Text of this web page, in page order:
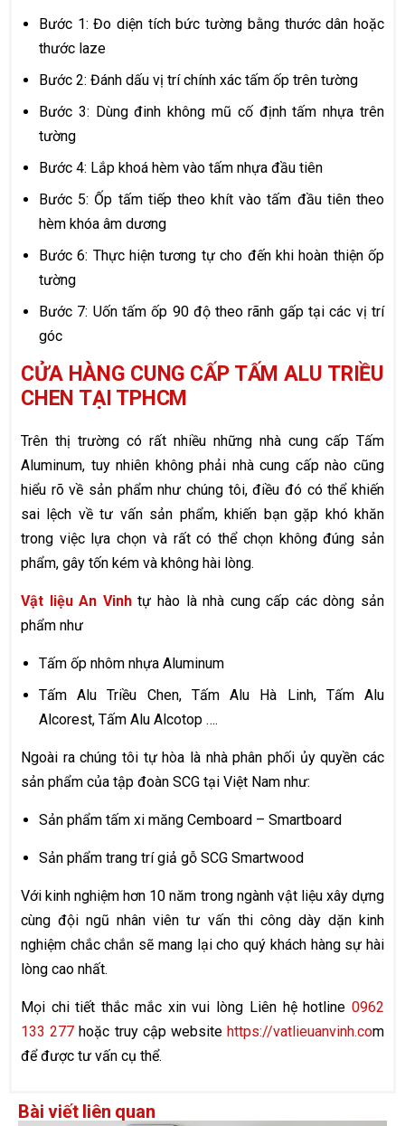
Bước 1: Đo diện tích bức tường bằng thước dân hoặc
thước laze
Bước 2: Đánh dấu vị trí chính xác tấm ốp trên tường
Bước 3: Dùng đinh không mũ cố định tấm nhựa trên
tường
Bước 4: Lắp khoá hèm vào tấm nhựa đầu tiên
Bước 5: Ốp tấm tiếp theo khít vào tấm đầu tiên theo
hèm khóa âm dương
Bước 6: Thực hiện tương tự cho đến khi hoàn thiện ốp
tường
Bước 7: Uốn tấm ốp 90 độ theo rãnh gấp tại các vị trí
góc
CỬA HÀNG CUNG CẤP TẤM ALU TRIỀU
CHEN TẠI TPHCM
Trên thị trường có rất nhiều những nhà cung cấp Tấm
Aluminum, tuy nhiên không phải nhà cung cấp nào cũng
hiểu rõ về sản phẩm như chúng tôi, điều đó có thể khiến
sai lệch về tư vấn sản phẩm, khiến bạn gặp khó khăn
trong việc lựa chọn và rất có thể chọn không đúng sản
phẩm, gây tốn kém và không hài lòng.
Vật liệu An Vinhtự hào là nhà cung cấp các dòng sản
phẩm như
Tấm ốp nhôm nhựa Aluminum
Tấm Alu Triều Chen, Tấm Alu Hà Linh, Tấm Alu
Alcorest, Tấm Alu Alcotop ….
Ngoài ra chúng tôi tự hòa là nhà phân phối ủy quyền các
sản phẩm của tập đoàn SCG tại Việt Nam như:
Sản phẩm tấm xi măng Cemboard – Smartboard
Sản phẩm trang trí giả gỗ SCG Smartwood
Với kinh nghiệm hơn 10 năm trong ngành vật liệu xây dựng
cùng đội ngũ nhân viên tư vấn thi công dày dặn kinh
nghiệm chắc chắn sẽ mang lại cho quý khách hàng sự hài
lòng cao nhất.
Mọi chi tiết thắc mắc xin vui lòng Liên hệ hotline 0962
133 277 hoặc truy cập websitehttps://vatlieuanvinh.com
để được tư vấn cụ thể.
Bài viết liên quan